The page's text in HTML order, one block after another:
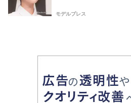
モデルプレス